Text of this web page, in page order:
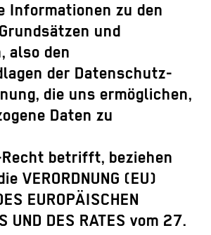
Informationen zu den
und
also den
der Datenschutz-
die uns ermöglichen,
Daten zu
Recht betrifft, beziehen
VERORDNUNG (EU)
EUROPÄISCHEN
UND DES RATES vom 27.